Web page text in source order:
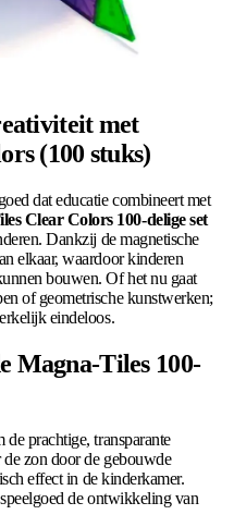
met
(100 stuks)
dat educatie combineert met
Clear Colors 100-delige set
Dankzij de magnetische
elkaar, waardoor kinderen
bouwen. Of het nu gaat
of geometrische kunstwerken;
eindeloos.
Magna-Tiles 100-
de prachtige, transparante
zon door de gebouwde
effect in de kinderkamer.
de ontwikkeling van